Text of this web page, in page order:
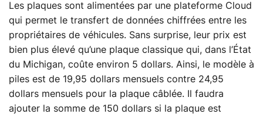
Les plaques sont alimentées par une plateforme Cloud
qui permet le transfert de données chiffrées entre les
propriétaires de véhicules. Sans surprise, leur prix est
bien plus élevé qu’une plaque classique qui, dans l’État
du Michigan, coûte environ 5 dollars. Ainsi, le modèle à
piles est de 19,95 dollars mensuels contre 24,95
dollars mensuels pour la plaque câblée. Il faudra
ajouter la somme de 150 dollars si la plaque est